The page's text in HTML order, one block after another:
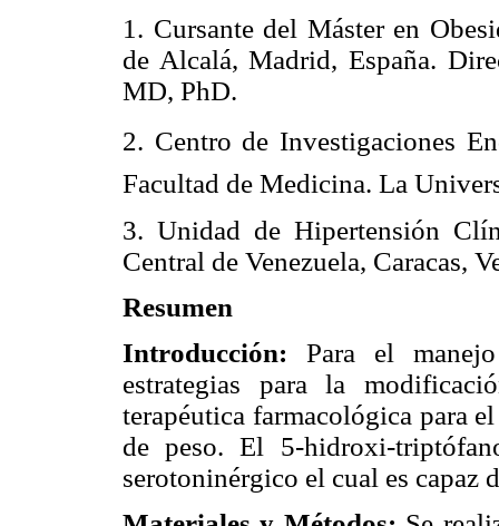
1. Cursante del Máster en
de Alcalá, Madrid, España.
MD, PhD.
2. Centro de Investigaciones
Facultad de Medicina. La
3. Unidad de Hipertensión
Central de Venezuela, Caracas,
Resumen
Introducción:Para el
estrategias para la
terapéutica farmacológica para
de peso. El 5-hidroxi-
serotoninérgico el cual es capaz